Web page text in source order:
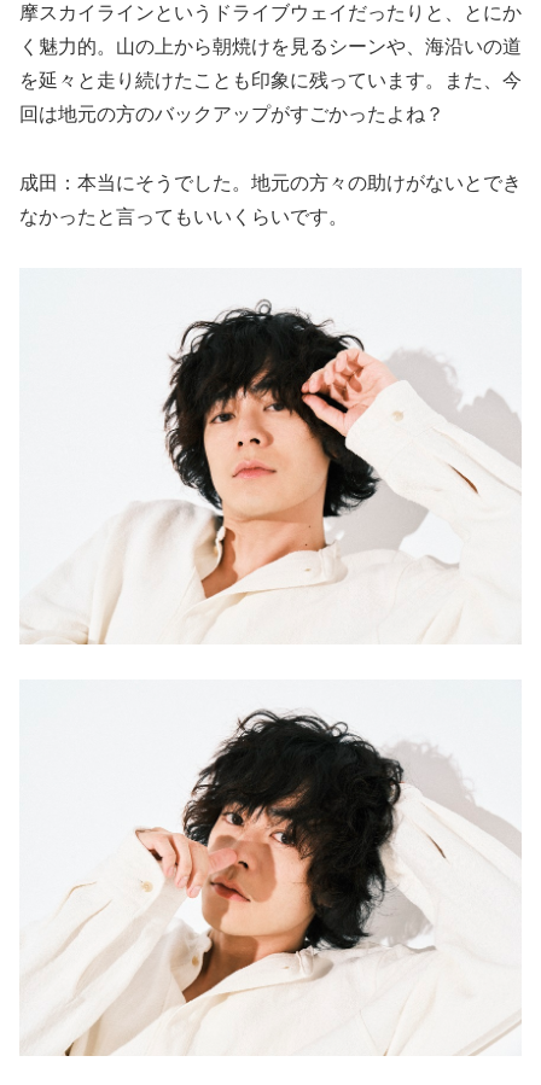
摩スカイラインというドライブウェイだったりと、とにか
く魅力的。山の上から朝焼けを見るシーンや、海沿いの道
を延々と走り続けたことも印象に残っています。また、今
回は地元の方のバックアップがすごかったよね？
成田：本当にそうでした。地元の方々の助けがないとでき
なかったと言ってもいいくらいです。